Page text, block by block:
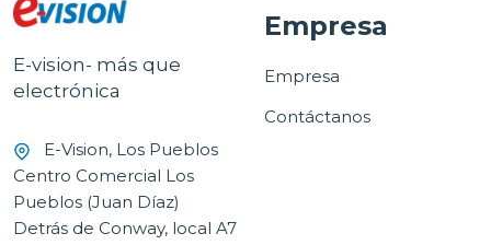
E-vision- más que
electrónica
E-Vision, Los Pueblos
Centro Comercial Los
Pueblos (Juan Díaz)
Detrás de Conway, local A7
Empresa
Empresa
Contáctanos